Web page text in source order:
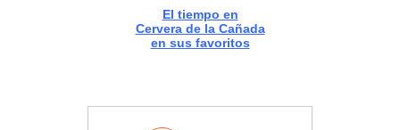
El tiempo en
Cervera de la Cañada
en sus favoritos